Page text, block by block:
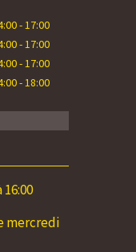
- 17:00
- 17:00
- 17:00
- 18:00
mercredi